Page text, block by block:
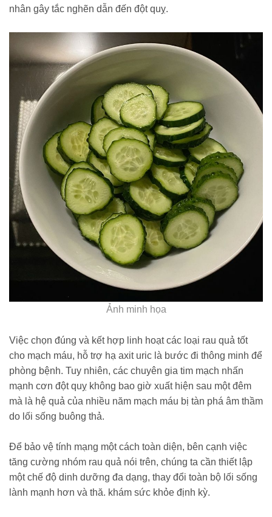
nhân gây tắc nghẽn dẫn đến đột quỵ.
Ảnh minh họa
Việc chọn đúng và kết hợp linh hoạt các loại rau quả tốt
cho mạch máu, hỗ trợ hạ axit uric là bước đi thông minh để
phòng bệnh. Tuy nhiên, các chuyên gia tim mạch nhấn
mạnh cơn đột quỵ không bao giờ xuất hiện sau một đêm
mà là hệ quả của nhiều năm mạch máu bị tàn phá âm thầm
do lối sống buông thả.
Để bảo vệ tính mạng một cách toàn diện, bên cạnh việc
tăng cường nhóm rau quả nói trên, chúng ta cần thiết lập
một chế độ dinh dưỡng đa dạng, thay đổi toàn bộ lối sống
lành mạnh hơn và thă. khám sức khỏe định kỳ.